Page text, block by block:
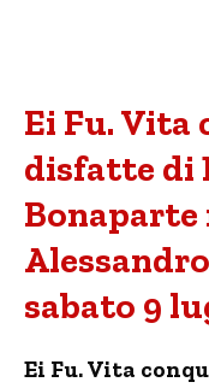
Ei Fu. Vita
disfatte di
Bonaparte
sabato 9
Ei Fu. Vita